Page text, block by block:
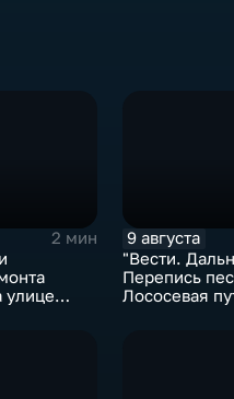
2 мин
улице
9 августа
"Вести.
Перепись
Лососевая